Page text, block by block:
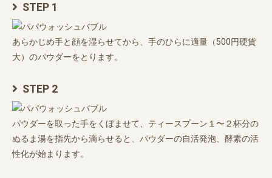
STEP 1
あらかじめ手と顔を湿らせてから、手のひらに適量（500円硬貨
大）のパウダーをとります。
STEP 2
パウダーを取った手をくぼませて、ティースプーン１〜２杯分の
ぬるま湯を指先から滴らせると、パウダーの自活発泡、酵素の活
性化が始まります。